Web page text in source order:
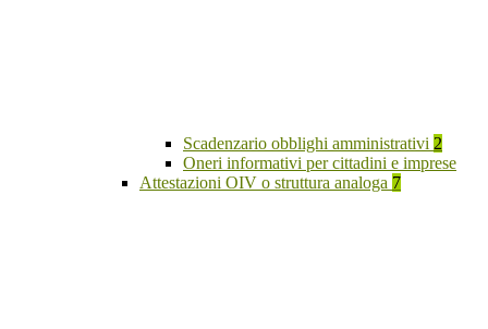
Scadenzario obblighi amministrativi 2
Oneri informativi per cittadini e imprese
Attestazioni OIV o struttura analoga 7